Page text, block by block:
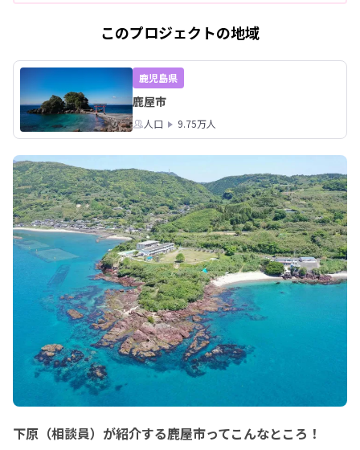
このプロジェクトの地域
鹿児島県
鹿屋市
人口 9.75万人
下原（相談員）が紹介する鹿屋市ってこんなところ！